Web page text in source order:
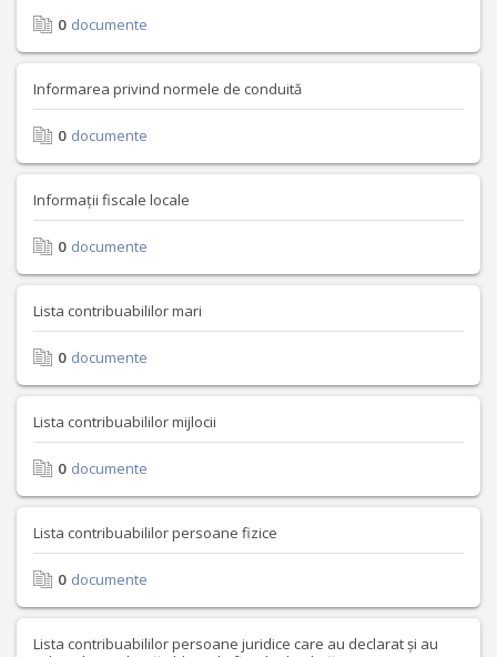
0 documente
Informarea privind normele de conduită
0 documente
Informații fiscale locale
0 documente
Lista contribuabililor mari
0 documente
Lista contribuabililor mijlocii
0 documente
Lista contribuabililor persoane fizice
0 documente
Lista contribuabililor persoane juridice care au declarat și au